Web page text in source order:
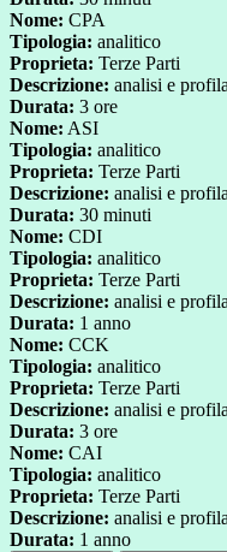
Nome: CPA
Tipologia: analitico
Proprieta: Terze Parti
Descrizione: analisi e
Durata: 3 ore
Nome: ASI
Tipologia: analitico
Proprieta: Terze Parti
Descrizione: analisi e
Durata: 30 minuti
Nome: CDI
Tipologia: analitico
Proprieta: Terze Parti
Descrizione: analisi e
Durata: 1 anno
Nome: CCK
Tipologia: analitico
Proprieta: Terze Parti
Descrizione: analisi e
Durata: 3 ore
Nome: CAI
Tipologia: analitico
Proprieta: Terze Parti
Descrizione: analisi e
Durata: 1 anno